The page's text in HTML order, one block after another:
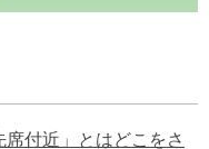
付近」とはどこをさ